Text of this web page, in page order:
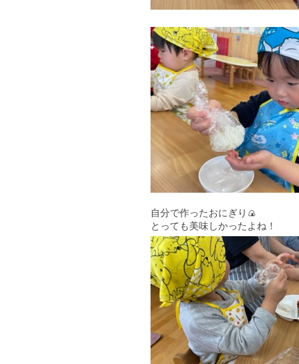
自分で作ったおにぎり🍙
とっても美味しかったよね！